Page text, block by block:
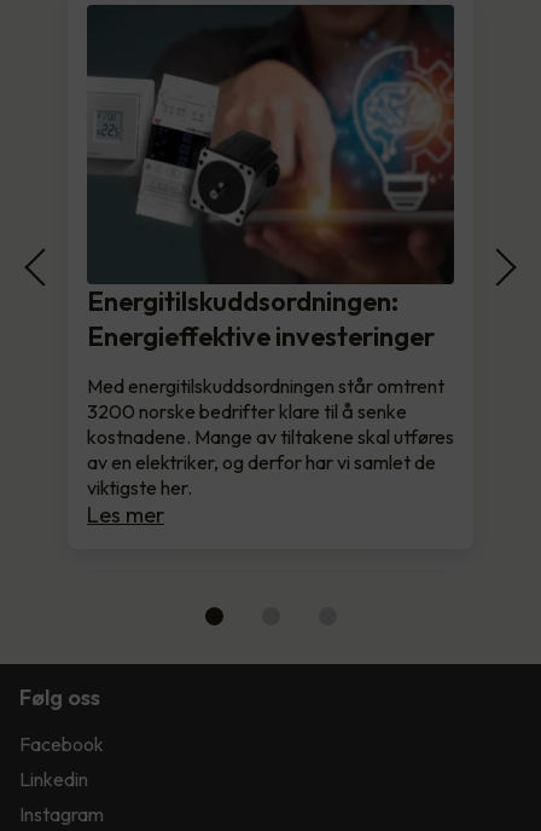
Energitilskuddsordningen:
Energieffektive investeringer
Med energitilskuddsordningen står omtrent
3200 norske bedrifter klare til å senke
kostnadene. Mange av tiltakene skal utføres
av en elektriker, og derfor har vi samlet de
viktigste her.
Les mer
Følg oss
Facebook
Linkedin
Instagram